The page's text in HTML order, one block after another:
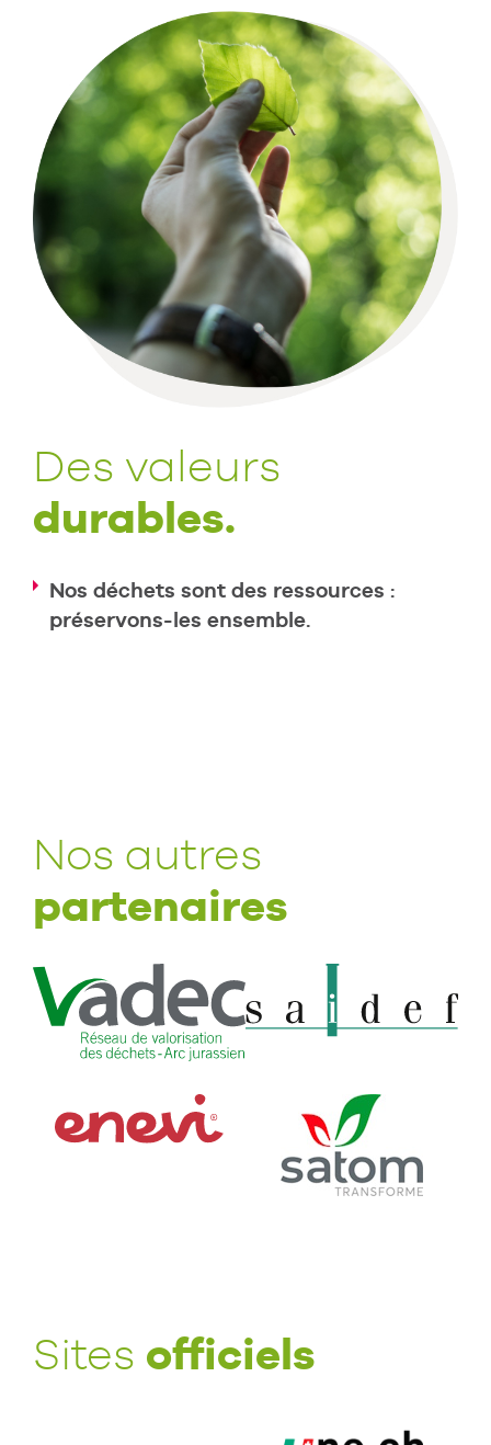
Des valeurs
durables.
Nos déchets sont des ressources :
préservons-les ensemble.
Nos autres
partenaires
Sites officiels